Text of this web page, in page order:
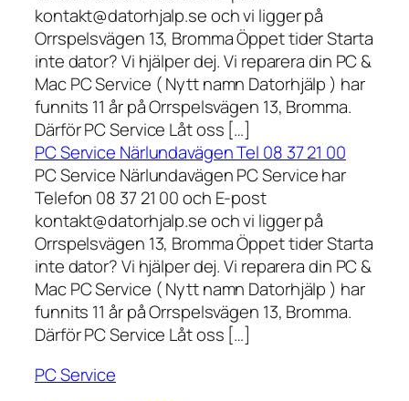
kontakt@datorhjalp.se och vi ligger på
Orrspelsvägen 13, Bromma Öppet tider Starta
inte dator? Vi hjälper dej. Vi reparera din PC &
Mac PC Service ( Nytt namn Datorhjälp ) har
funnits 11 år på Orrspelsvägen 13, Bromma.
Därför PC Service Låt oss […]
PC Service Närlundavägen Tel 08 37 21 00
PC Service Närlundavägen PC Service har
Telefon 08 37 21 00 och E-post
kontakt@datorhjalp.se och vi ligger på
Orrspelsvägen 13, Bromma Öppet tider Starta
inte dator? Vi hjälper dej. Vi reparera din PC &
Mac PC Service ( Nytt namn Datorhjälp ) har
funnits 11 år på Orrspelsvägen 13, Bromma.
Därför PC Service Låt oss […]
PC Service